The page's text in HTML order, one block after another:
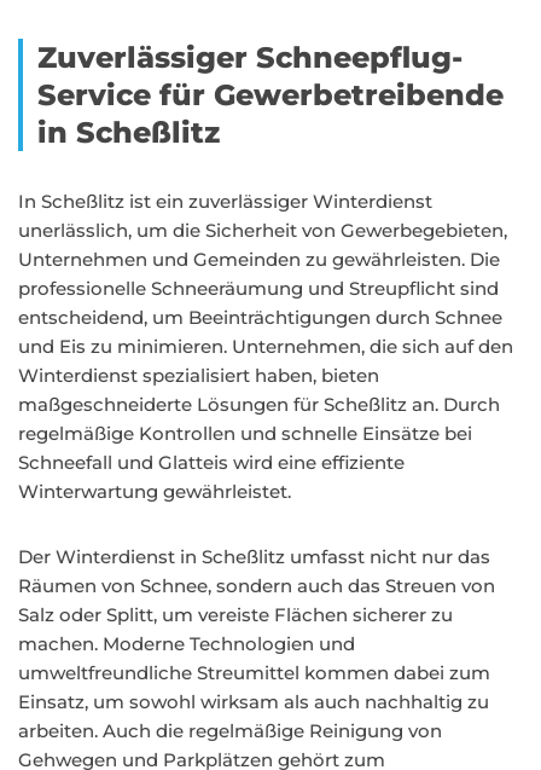
Zuverlässiger Schneepflug-
Service für Gewerbetreibende
in Scheßlitz
In Scheßlitz ist ein zuverlässiger Winterdienst
unerlässlich, um die Sicherheit von Gewerbegebieten,
Unternehmen und Gemeinden zu gewährleisten. Die
professionelle Schneeräumung und Streupflicht sind
entscheidend, um Beeinträchtigungen durch Schnee
und Eis zu minimieren. Unternehmen, die sich auf den
Winterdienst spezialisiert haben, bieten
maßgeschneiderte Lösungen für Scheßlitz an. Durch
regelmäßige Kontrollen und schnelle Einsätze bei
Schneefall und Glatteis wird eine effiziente
Winterwartung gewährleistet.
Der Winterdienst in Scheßlitz umfasst nicht nur das
Räumen von Schnee, sondern auch das Streuen von
Salz oder Splitt, um vereiste Flächen sicherer zu
machen. Moderne Technologien und
umweltfreundliche Streumittel kommen dabei zum
Einsatz, um sowohl wirksam als auch nachhaltig zu
arbeiten. Auch die regelmäßige Reinigung von
Gehwegen und Parkplätzen gehört zum